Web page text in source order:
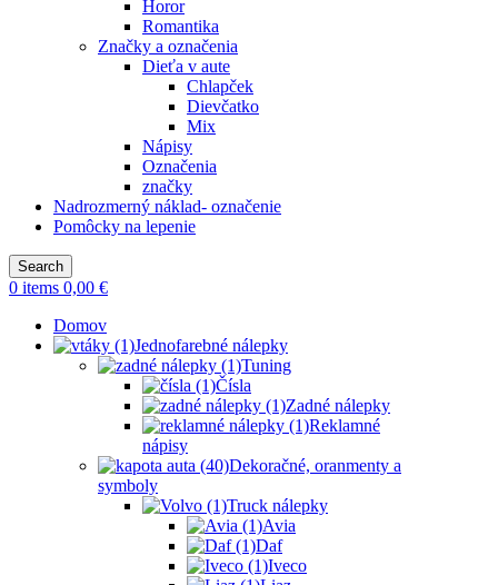
Horor
Romantika
Značky a označenia
Dieťa v aute
Chlapček
Dievčatko
Mix
Nápisy
Označenia
značky
Nadrozmerný náklad- označenie
Pomôcky na lepenie
Search
0 items 0,00 €
Domov
Jednofarebné nálepky
Tuning
Čísla
Zadné nálepky
Reklamné
nápisy
Dekoračné, oranmenty a
symboly
Truck nálepky
Avia
Daf
Iveco